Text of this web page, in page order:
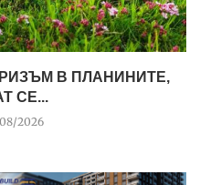
В ПЛАНИНИТЕ,
СЕ...
2026